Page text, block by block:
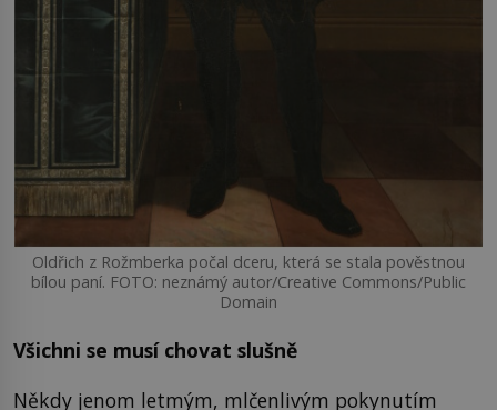
Oldřich z Rožmberka počal dceru, která se stala pověstnou
bílou paní. FOTO: neznámý autor/Creative Commons/Public
Domain
Všichni se musí chovat slušně
Někdy jenom letmým, mlčenlivým pokynutím